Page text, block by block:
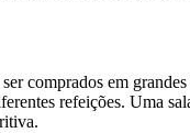
comprados em
refeições. Uma